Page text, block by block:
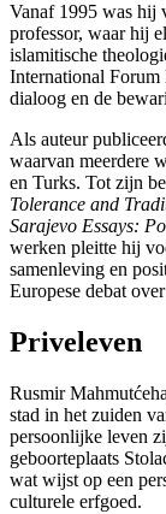
Vanaf 1995 was hij
professor, waar hij
islamitische
International Forum
dialoog en de
Als auteur
waarvan meerdere
en Turks. Tot zijn
Tolerance and
Sarajevo Essays:
werken pleitte hij
samenleving en
Europese debat
Priveleven
Rusmir
stad in het zuiden
persoonlijke leven
geboorteplaats
wat wijst op een
culturele erfgoed.